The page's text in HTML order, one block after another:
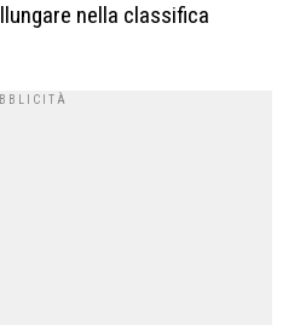
nella classifica